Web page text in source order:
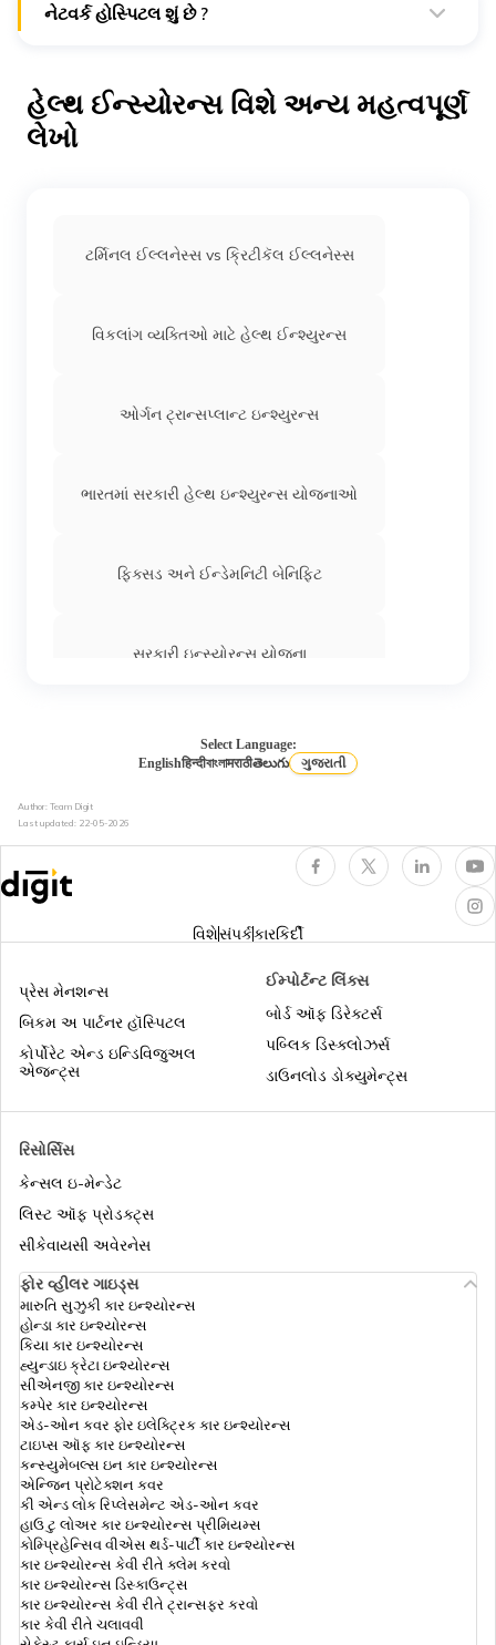
માતૃત્વ લાભો સાથે હેલ્થ ઈન્સ્યોરન્સ
નેટવર્ક હોસ્પિટલ શું છે ?
કેશલેસ હેલ્થ ઈન્સ્યોરન્સવિશે વધુ જાણો
હેલ્થ ઈન્સ્યોરન્સ વિશે અન્ય મહત્વપૂર્ણ
લેખો
ટર્મિનલ ઈલ્લનેસ્સ vs ક્રિટીકૅલ ઈલ્લનેસ્સ
વિકલાંગ વ્યક્તિઓ માટે હેલ્થ ઈન્શ્યુરન્સ
ઓર્ગન ટ્રાન્સપ્લાન્ટ ઇન્શ્યુરન્સ
ભારતમાં સરકારી હેલ્થ ઇન્શ્યુરન્સ યોજનાઓ
ફિક્સડ અને ઈન્ડેમનિટી બેનિફિટ
સરકારી ઇન્સ્યોરન્સ યોજના
ધુમ્રપાન કરનારાઓ માટે હેલ્થ ઈન્શ્યુરન્સ
હેલ્થ ઇન્શ્યુરન્સ
સિનિયર સિટિઝન માટે સુપર ટોપ-અપ હેલ્થ
ઈન્સ્યોરન્સ
મેડિક્લેઈમ vs હેલ્થ ઇન્શ્યુરન્સ
કોમ્પ્રીહેન્સીવ હેલ્થ ઈન્શ્યુરન્સ
યોગ્ય સમ ઈન્સુરેડ કેવી રીતે પસંદ કરવી
હેલ્થ ઇન્સ્યોરન્સ પ્રીમિયમ કેલ્ક્યુલેટર
ઇનપેશન્ટ vs આઉટપેશન્ટ
રેટોરિમેન્ટ લોકો માટે હેલ્થ ઇન્સ્યોરન્સના
Select Language:
Englishहिन्दीবাংলাमराठीతెలుగు ગુજરાતી
Author: Team Digit
Last updated: 22-05-2026
વિશેસંપર્કકારકિર્દી
રિસોર્સિસ
કેન્સલ ઇ-મેન્ડેટ
લિસ્ટ ઑફ પ્રોડક્ટ્સ
સીકેવાયસી અવેરનેસ
પ્રેસ મેનશન્સ
બિકમ અ પાર્ટનર હૉસ્પિટલ
કોર્પોરેટ એન્ડ ઇન્ડિવિજુઅલ
એજન્ટ્સ
ઈમ્પોર્ટન્ટ લિંક્સ
બોર્ડ ઑફ ડિરેક્ટર્સ
પબ્લિક ડિસ્ક્લોઝર્સ
ડાઉનલોડ ડોક્યુમેન્ટ્સ
ફોર વ્હીલર ગાઇડ્સ
મારુતિ સુઝુકી કાર ઇન્શ્યોરન્સ
હોન્ડા કાર ઇન્શ્યોરન્સ
કિયા કાર ઇન્શ્યોરન્સ
હ્યુન્ડાઇ ક્રેટા ઇન્શ્યોરન્સ
સીએનજી કાર ઇન્શ્યોરન્સ
કમ્પેર કાર ઇન્શ્યોરન્સ
એડ-ઓન કવર ફોર ઇલેક્ટ્રિક કાર ઇન્શ્યોરન્સ
ટાઇપ્સ ઑફ કાર ઇન્શ્યોરન્સ
કન્સ્યુમેબલ્સ ઇન કાર ઇન્શ્યોરન્સ
એન્જિન પ્રોટેક્શન કવર
કી એન્ડ લોક રિપ્લેસમેન્ટ એડ-ઓન કવર
હાઉ ટુ લોઅર કાર ઇન્શ્યોરન્સ પ્રીમિયમ્સ
કોમ્પ્રિહેન્સિવ વીએસ થર્ડ-પાર્ટી કાર ઇન્શ્યોરન્સ
કાર ઇન્શ્યોરન્સ કેવી રીતે ક્લેમ કરવો
કાર ઇન્શ્યોરન્સ ડિસ્કાઉન્ટ્સ
કાર ઇન્શ્યોરન્સ કેવી રીતે ટ્રાન્સફર કરવો
કાર કેવી રીતે ચલાવવી